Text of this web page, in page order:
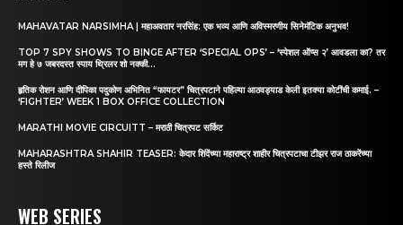
MAHAVATAR NARSIMHA | महाअवतार नरसिंह: एक भव्य आणि अविस्मरणीय सिनेमॅटिक अनुभव!
TOP 7 SPY SHOWS TO BINGE AFTER ‘SPECIAL OPS’ – ‘स्पेशल ऑप्स २’ आवडला का? तर
मग हे ७ जबरदस्त स्पाय थ्रिलर शो नक्की...
हृतिक रोशन आणि दीपिका पदुकोण अभिनित “फायटर” चित्रपटाने पहिल्या आठवड्याड केली इतक्या कोटींची कमाई. –
‘FIGHTER’ WEEK 1 BOX OFFICE COLLECTION
MARATHI MOVIE CIRCUITT – मराठी चित्रपट सर्किट
MAHARASHTRA SHAHIR TEASER: केदार शिंदेंच्या महाराष्ट्र शाहीर चित्रपटाचा टीझर राज ठाकरेंच्या
हस्ते रिलीज
WEB SERIES